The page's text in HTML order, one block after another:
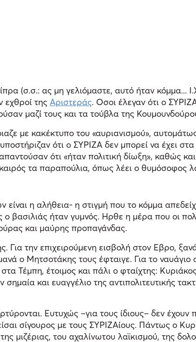
(σ.σ.: ας μη γελιόμαστε, αυτό ήταν κόμμα...
εχθροί της Αριστεράς. Οσοι έλεγαν ότι ο
μαζί τους και τα τούβλα της
με κακέκτυπο του «αυριανισμού»,
ότι ο ΣΥΡΙΖΑ δεν μπορεί να έχει
ότι «ήταν πολιτική δίωξη», καθώς
τα παραπούλια, όπως λέει ο θυμόσοφος
η αλήθεια- η στιγμή που το κόμμα
ήταν γυμνός. Ηρθε η μέρα που οι
και μαύρης προπαγάνδας.
Για την επιχειρούμενη εισβολή στον Εβρο,
ο Μητσοτάκης τους έφταιγε. Για το
Τέμπη, έτοιμος και πάλι ο φταίχτης:
σημαία και ευαγγέλιο της αντιπολιτευτικής
Ευτυχώς –για τους ίδιους– δεν
σίγουρος με τους ΣΥΡΙΖΑίους. Πάντως ο
μιζέριας, του αχαλίνωτου λαϊκισμού, της